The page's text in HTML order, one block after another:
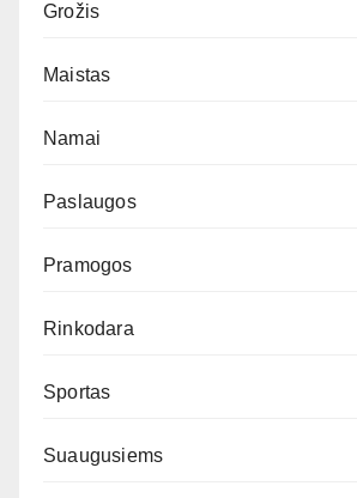
Grožis
Maistas
Namai
Paslaugos
Pramogos
Rinkodara
Sportas
Suaugusiems